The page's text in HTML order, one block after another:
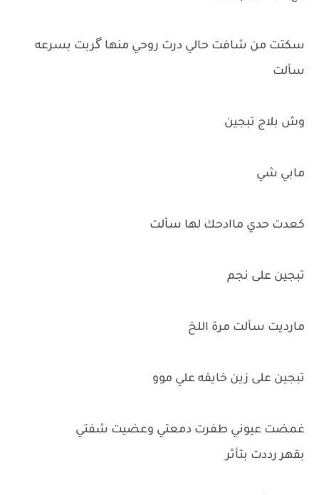
سكتت من شافت حالي درت روحي منها گربت بسرعه
سألت
وش بلاج تبجين
مابي شي
كعدت حدي ماادحك لها سألت
تبجين على نجم
مارديت سألت مرة اللخ
تبجين على زين خايفه علي موو
غمضت عيوني طفرت دمعتي وعضيت شفتي
بقهر رددت بتأثر